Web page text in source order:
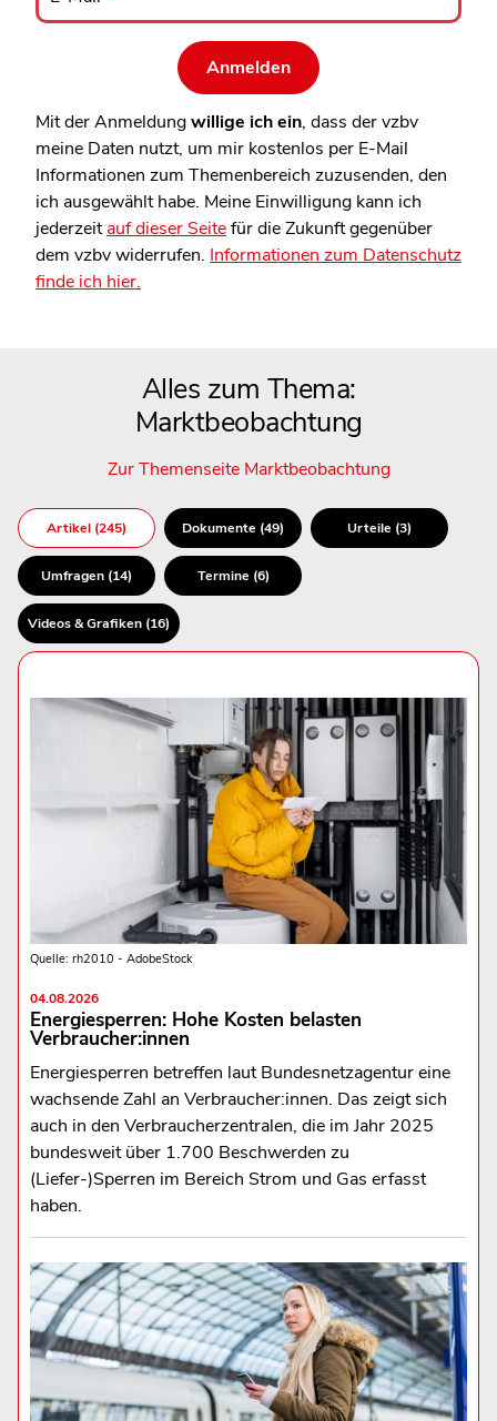
Mit der Anmeldungwillige ich ein, dass der vzbv
meine Daten nutzt, um mir kostenlos per E-Mail
Informationen zum Themenbereich zuzusenden, den
ich ausgewählt habe. Meine Einwilligung kann ich
jederzeitauf dieser Seitefür die Zukunft gegenüber
dem vzbv widerrufen. Informationen zum Datenschutz
finde ich hier.
Alles zum Thema:
Marktbeobachtung
Zur Themenseite Marktbeobachtung
Artikel (245) Dokumente (49) Urteile (3)
Umfragen (14) Termine (6)
Videos & Grafiken (16)
Quelle: rh2010 - AdobeStock
04.08.2026
Energiesperren: Hohe Kosten belasten
Verbraucher:innen
Energiesperren betreffen laut Bundesnetzagentur eine
wachsende Zahl an Verbraucher:innen. Das zeigt sich
auch in den Verbraucherzentralen, die im Jahr 2025
bundesweit über 1.700 Beschwerden zu
(Liefer-)Sperren im Bereich Strom und Gas erfasst
haben.